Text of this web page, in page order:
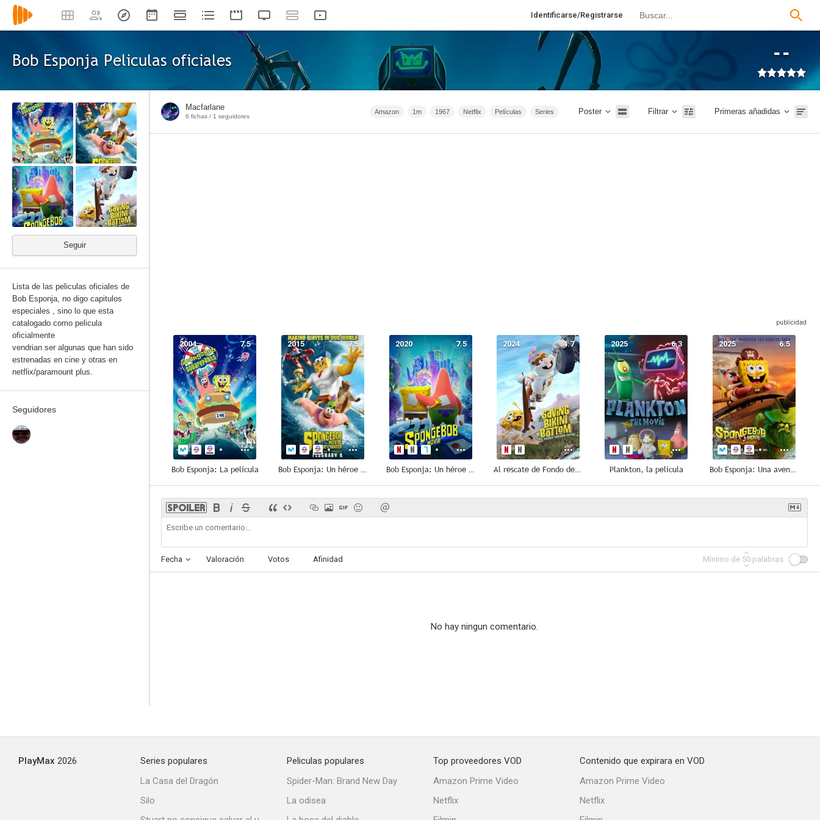
Identificarse/Registrarse
Bob Esponja Peliculas oficiales --
Seguir
Lista de las peliculas oficiales de
Bob Esponja, no digo capitulos
especiales , sino lo que esta
catalogado como pelicula
oficialmente
vendrian ser algunas que han sido
estrenadas en cine y otras en
netflix/paramount plus.
Seguidores
Macfarlane
6 fichas / 1 seguidores
Series
Películas
Netflix
1967
1m
Amazon Poster Filtrar Primeras añadidas
7.5
2004
Bob Esponja: La película
7.5
2015
Bob Esponja: Un héroe fuera del agua
7.5
2020
Bob Esponja: Un héroe al rescate
4.7
2024
Al rescate de Fondo de Bikini: La película de Arenita Mejillas
6.3
2025
Plankton, la película
6.5
2025
Bob Esponja: Una aventura pirata
Fecha Valoración Votos Afinidad Mínimo de 50 palabras
No hay ningun comentario.
PlayMax 2026
Series populares
La Casa del Dragón
Silo
Peliculas populares
Spider-Man: Brand New Day
La odisea
Top proveedores VOD
Amazon Prime Video
Netflix
Contenido que expirara en VOD
Amazon Prime Video
Netflix